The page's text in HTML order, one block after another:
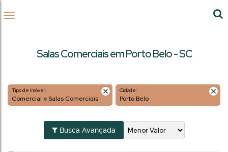
Salas Comerciais em Porto Belo - SC
Tipo de Imóvel:
Comercial » Salas Comerciais
Cidade:
Porto Belo
Busca Avançada